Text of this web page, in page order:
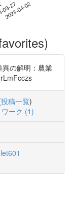
27
2023-04-02
の解明：農業
投稿一覧)
ーク (1)